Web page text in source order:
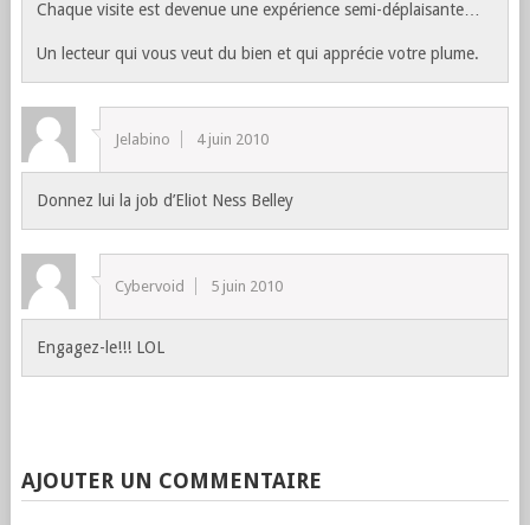
Chaque visite est devenue une expérience semi-déplaisante…
Un lecteur qui vous veut du bien et qui apprécie votre plume.
Jelabino 4 juin 2010
Donnez lui la job d’Eliot Ness Belley
Cybervoid 5 juin 2010
Engagez-le!!! LOL
AJOUTER UN COMMENTAIRE